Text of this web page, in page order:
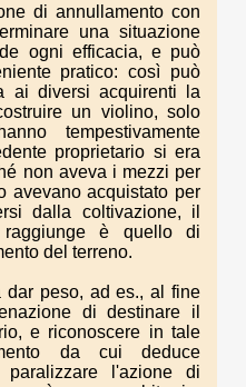
di annullamento con
una situazione
ogni efficacia, e può
pratico: così può
ai diversi acquirenti la
un violino, solo
tempestivamente
proprietario si era
non aveva i mezzi per
avevano acquistato per
dalla coltivazione, il
è quello di
del terreno.
peso, ad es., al fine
di destinare il
e riconoscere in tale
da cui deduce
l'azione di